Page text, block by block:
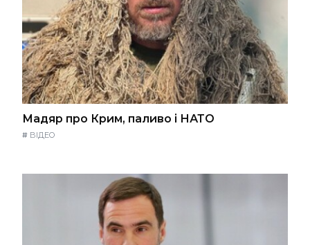
Мадяр про Крим, паливо і НАТО
# ВІДЕО